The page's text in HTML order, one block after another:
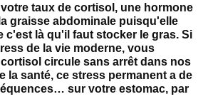
taux de cortisol, une hormone
graisse abdominale puisqu'elle
c'est là qu'il faut stocker le gras. Si
de la vie moderne, vous
circule sans arrêt dans nos
la santé, ce stress permanent a de
sur votre estomac, par